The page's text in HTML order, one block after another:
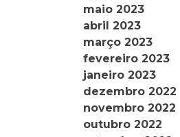
maio 2023
abril 2023
março 2023
fevereiro 2023
janeiro 2023
dezembro 2022
novembro 2022
outubro 2022